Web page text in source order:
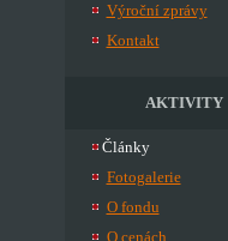
Výroční zprávy
Kontakt
AKTIVITY
Články
Fotogalerie
O fondu
O cenách